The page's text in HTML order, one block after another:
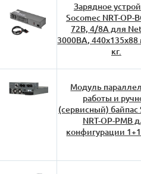
Зарядное
Socomec NRT-OP-
72В, 4/8А для
3000ВА,
кг.
Модуль
работы и
(сервисный) байпас
NRT-OP-PMB
конфигурации